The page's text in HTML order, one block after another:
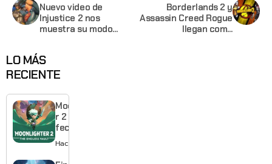
Nuevo video de
Injustice 2 nos
muestra su modo
Borderlands 2 y
Assassin Creed Rogue
llegan como
LO MÁS
RECIENTE
Moonlighte
r 2 ya tiene
fecha y
puedes
quedarte
gratis con
Hace 9 horas